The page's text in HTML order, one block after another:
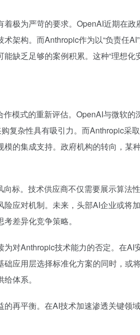
极为严苛的要求。OpenAI近期在
架构。而Anthropic作为以“负责任
缺乏足够的案例积累。这种“理想化
模式的重新评估。OpenAI与微软
复杂性具有吸引力。而Anthropic采
的集成支持。政府机构的转向，某种
标。技术供应商不仅需要展示算法
应对机制。未来，头部AI企业或将
差异化竞争策略。
对Anthropic技术能力的否定。在
应用层选择标准化方案的同时，或
体系。
再平衡。在AI技术加速渗透关键领